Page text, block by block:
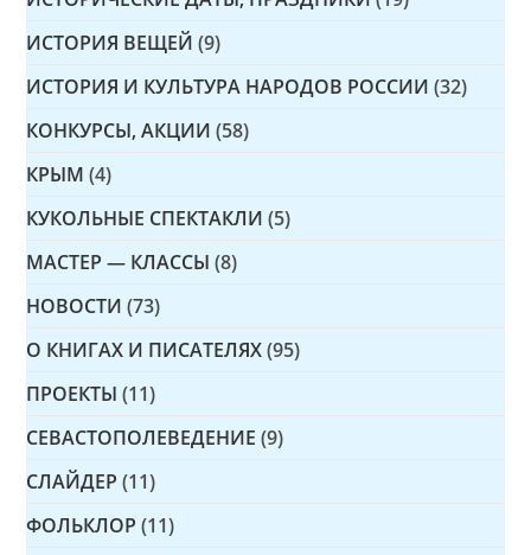
ИСТОРИЯ ВЕЩЕЙ (9)
ИСТОРИЯ И КУЛЬТУРА НАРОДОВ РОССИИ (32)
КОНКУРСЫ, АКЦИИ (58)
КРЫМ (4)
КУКОЛЬНЫЕ СПЕКТАКЛИ (5)
МАСТЕР — КЛАССЫ (8)
НОВОСТИ (73)
О КНИГАХ И ПИСАТЕЛЯХ (95)
ПРОЕКТЫ (11)
СЕВАСТОПОЛЕВЕДЕНИЕ (9)
СЛАЙДЕР (11)
ФОЛЬКЛОР (11)